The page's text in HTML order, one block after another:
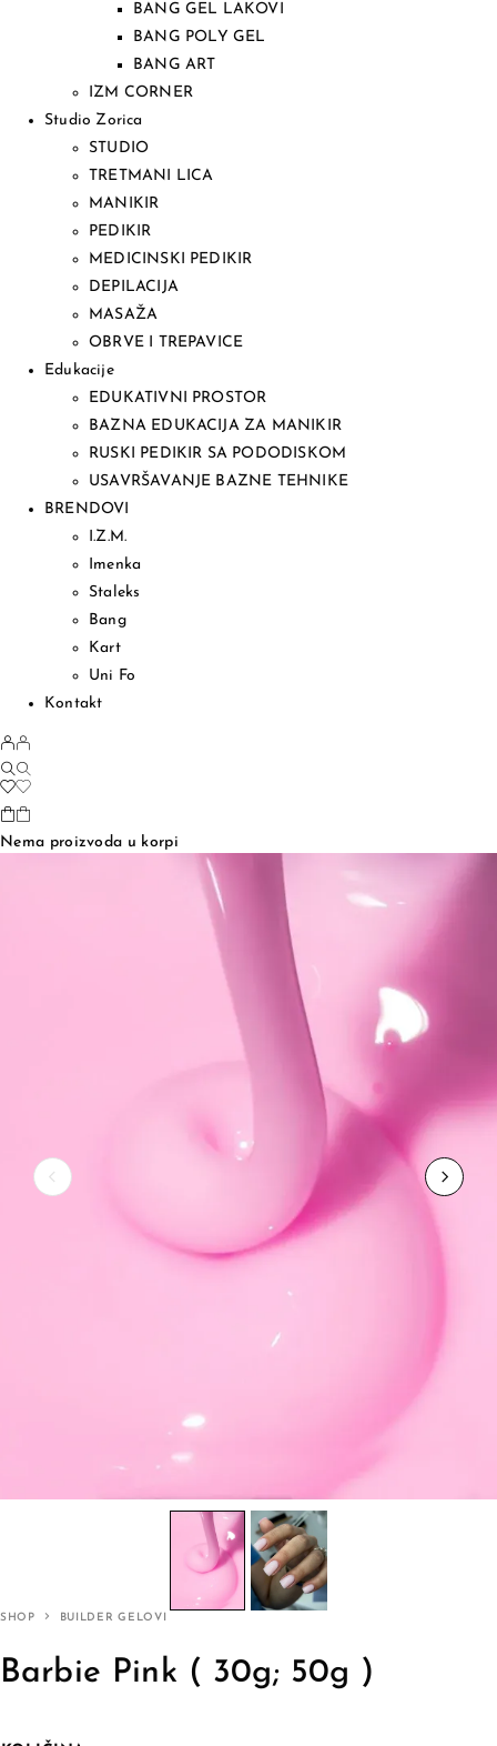
BANG GEL LAKOVI
BANG POLY GEL
BANG ART
IZM CORNER
Studio Zorica
STUDIO
TRETMANI LICA
MANIKIR
PEDIKIR
MEDICINSKI PEDIKIR
DEPILACIJA
MASAŽA
OBRVE I TREPAVICE
Edukacije
EDUKATIVNI PROSTOR
BAZNA EDUKACIJA ZA MANIKIR
RUSKI PEDIKIR SA PODODISKOM
USAVRŠAVANJE BAZNE TEHNIKE
BRENDOVI
I.Z.M.
Imenka
Staleks
Bang
Kart
Uni Fo
Kontakt
Nema proizvoda u korpi
SHOP BUILDER GELOVI
Barbie Pink ( 30g; 50g )